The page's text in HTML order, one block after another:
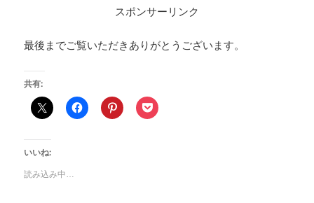
スポンサーリンク
最後までご覧いただきありがとうございます。
共有:
いいね:
読み込み中…